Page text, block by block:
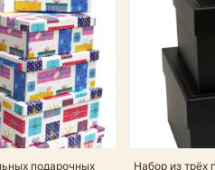
подарочных
Набор из трёх